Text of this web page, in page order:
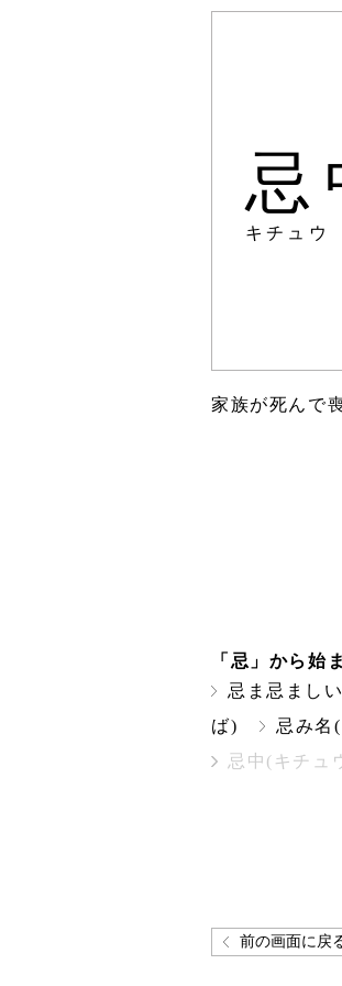
忌
キチュウ
家族が死んで
「忌」から始
忌ま忌まし
ば)
忌み名
忌中(キチュ
前の画面に戻